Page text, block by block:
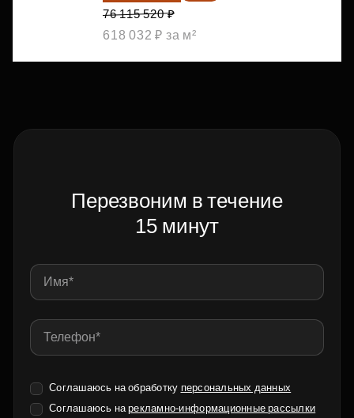
76 115 520 ₽
618 032 ₽ за м²
Перезвоним в течение
15 минут
Соглашаюсь на обработку персональных данных
Соглашаюсь нарекламно-информационные рассылки